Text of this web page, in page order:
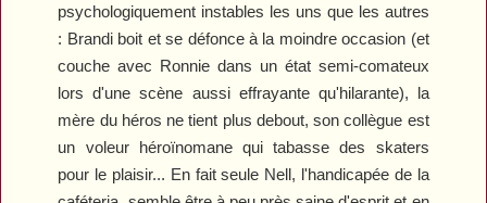
psychologiquement instables les uns que les autres
: Brandi boit et se défonce à la moindre occasion (et
couche avec Ronnie dans un état semi-comateux
lors d'une scène aussi effrayante qu'hilarante), la
mère du héros ne tient plus debout, son collègue est
un voleur héroïnomane qui tabasse des skaters
pour le plaisir... En fait seule Nell, l'handicapée de la